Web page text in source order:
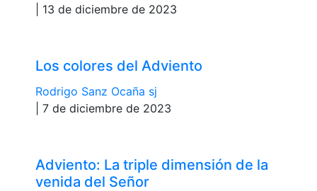
| 13 de diciembre de 2023
Los colores del Adviento
Rodrigo Sanz Ocaña sj
| 7 de diciembre de 2023
Adviento: La triple dimensión de la
venida del Señor